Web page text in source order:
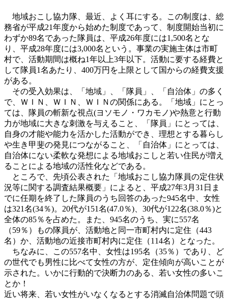
地域おこし協力隊、最近、よく耳にする。この制度は、総
務省が平成21年度から始めた制度であって、制度開始当初に
わずか89名であった隊員は、平成26年度には1,500名とな
り、平成28年度には3,000名という。事業の実施主体は市町
村で、活動期間は概ね1年以上3年以下。活動に要する経費と
して隊員1名あたり、400万円を上限として国からの経費支援
がある。
その受入効果は、「地域」、「隊員」、「自治体」の多く
で、ＷＩＮ、ＷＩＮ、ＷＩＮの関係にある。「地域」にとっ
ては、隊員の斬新な視点(ヨソモノ・ワカモノ)や熱意と行動
力が地域に大きな刺激を与えること、「隊員」にとっては、
自身の才能や能力を活かした活動ができ、理想とする暮らし
や生き甲斐の発見につながること、「自治体」にとっては、
自治体にない柔軟な発想による地域おこしと若い住民が増え
ることによる地域の活性化などである。
ところで、先頃公表された「地域おこし協力隊員の定住状
況等に関する調査結果概要」によると、平成27年3月31日ま
でに任期を終了した隊員のうち回答のあった945名中、女性
は321名(34％)。20代が151名(47.0％)、30代が122名(38.0％)と
全体の85％を占めた。また、945名のうち、実に557名
（59％）もの隊員が、活動地と同一市町村内に定住（443
名）か、活動地の近接市町村内に定住（114名）となった。
ちなみに、この557名中、女性は195名（35％）であり、ど
の世代でも男性に比べて女性の方が、定住傾向が高いことが
示された。いかに行動的で決断力のある、若い女性の多いこ
とか！
近い将来、若い女性がいなくなるとする消滅自治体問題で頭